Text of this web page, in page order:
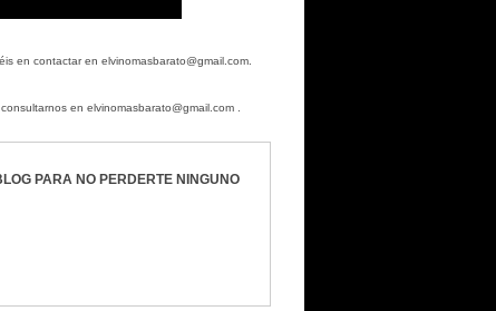
en contactar en elvinomasbarato@gmail.com.
en elvinomasbarato@gmail.com .
PARA NO PERDERTE NINGUNO